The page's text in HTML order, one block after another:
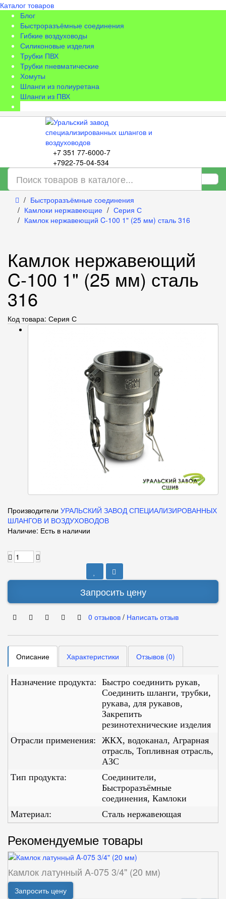
Каталог товаров
Блог
Быстроразъёмные соединения
Гибкие воздуховоды
Силиконовые изделия
Трубки ПВХ
Трубки пневматические
Хомуты
Шланги из полиуретана
Шланги из ПВХ
+7 351 77-6000-7
+7922-75-04-534
Быстроразъёмные соединения
Камлоки нержавеющие
Серия С
Камлок нержавеющий C-100 1" (25 мм) сталь 316
Камлок нержавеющий
C-100 1" (25 мм) сталь
316
Код товара: Серия С
Производители УРАЛЬСКИЙ ЗАВОД СПЕЦИАЛИЗИРОВАННЫХ
ШЛАНГОВ И ВОЗДУХОВОДОВ
Наличие: Есть в наличии
Запросить цену
0 отзывов / Написать отзыв
Описание Характеристики Отзывов (0)
Назначение продукта:
Быстро соединить рукав,
Соединить шланги, трубки,
рукава, для рукавов,
Закрепить
резинотехнические изделия
Отрасли применения:
ЖКХ, водоканал, Аграрная
отрасль, Топливная отрасль,
АЗС
Тип продукта:
Соединители,
Быстроразъёмные
соединения, Камлоки
Материал:
Сталь нержавеющая
Рекомендуемые товары
Камлок латунный A-075 3/4" (20 мм)
Запросить цену